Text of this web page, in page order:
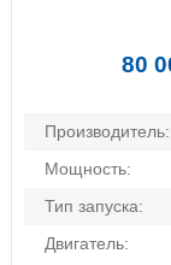
80
Производитель:
Мощность:
Тип запуска:
Двигатель: